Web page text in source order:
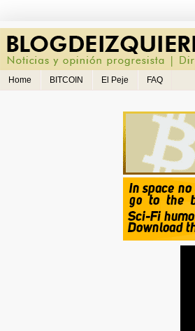
Home BITCOIN El Peje FAQ